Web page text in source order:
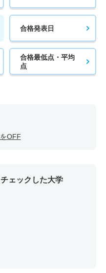
合格発表日
合格最低点・平均
点
OFF
ェックした大学